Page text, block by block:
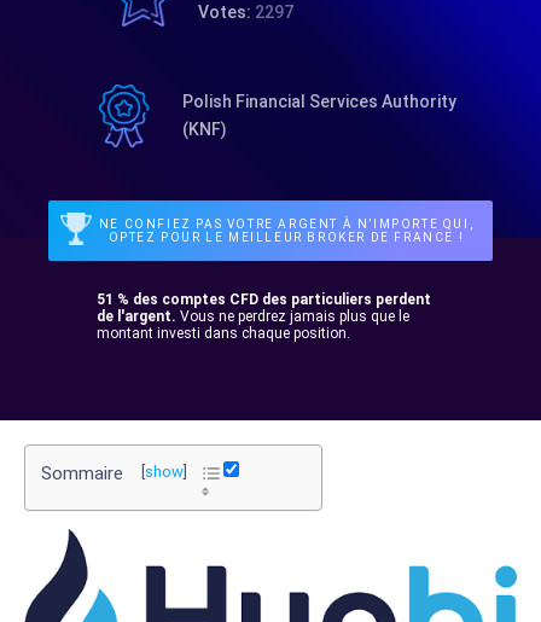
Votes: 2297
Polish Financial Services Authority
(KNF)
NE CONFIEZ PAS VOTRE ARGENT À N’IMPORTE QUI,
OPTEZ POUR LE MEILLEUR BROKER DE FRANCE !
51 % des comptes CFD des particuliers perdent
de l'argent. Vous ne perdrez jamais plus que le
montant investi dans chaque position.
Sommaire show